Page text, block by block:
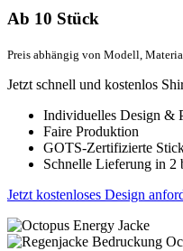
Ab 10 Stück
Preis abhängig von Modell,
Jetzt schnell und kostenlos
Individuelles Design &
Faire Produktion
GOTS-Zertifizierte
Schnelle Lieferung in 2
Jetzt kostenloses Design